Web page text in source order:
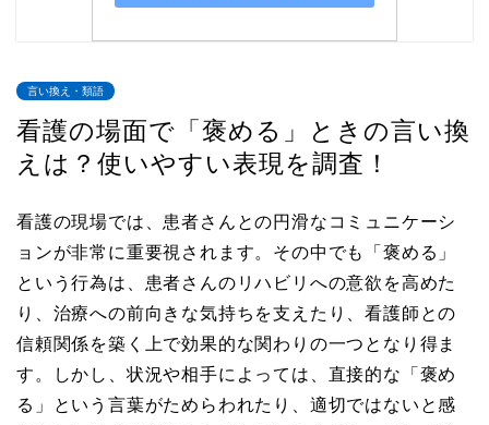
言い換え・類語
看護の場面で「褒める」ときの言い換
えは？使いやすい表現を調査！
看護の現場では、患者さんとの円滑なコミュニケーシ
ョンが非常に重要視されます。その中でも「褒める」
という行為は、患者さんのリハビリへの意欲を高めた
り、治療への前向きな気持ちを支えたり、看護師との
信頼関係を築く上で効果的な関わりの一つとなり得ま
す。しかし、状況や相手によっては、直接的な「褒め
る」という言葉がためらわれたり、適切ではないと感